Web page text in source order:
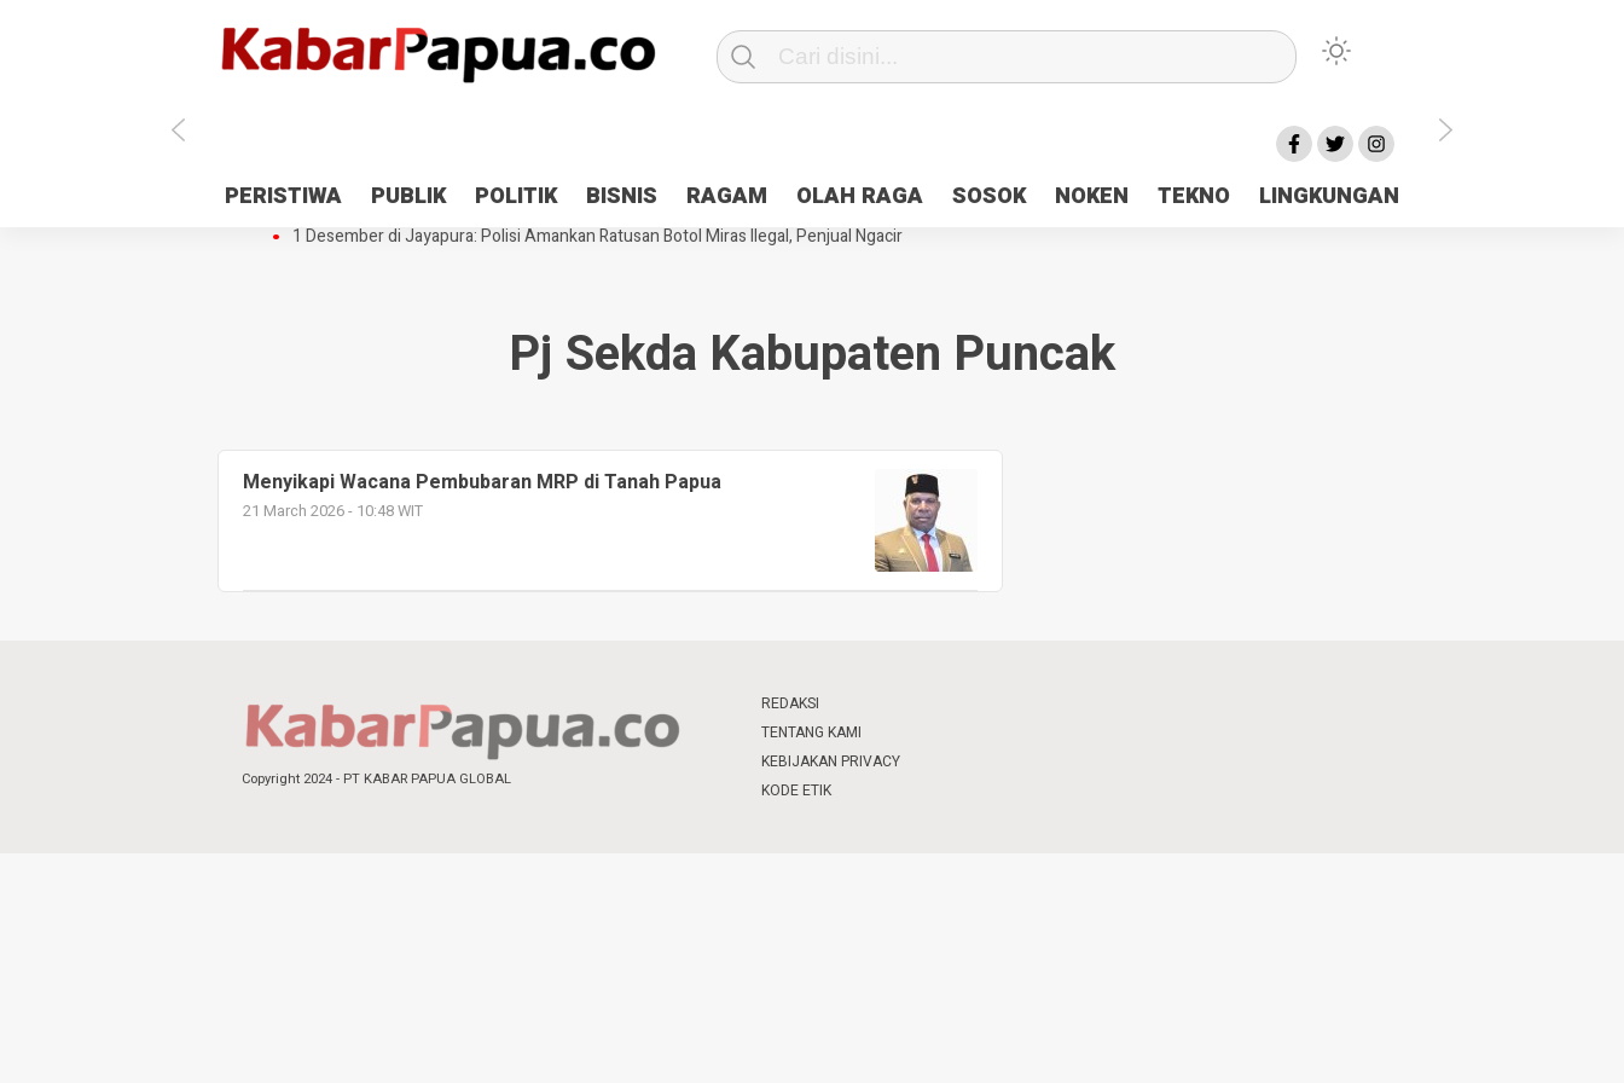
PERISTIWA PUBLIK POLITIK BISNIS RAGAM OLAH RAGA SOSOK NOKEN TEKNO LINGKUNGAN
Antisipasi 1 Desember, TNI Polri Patroli 2×24 jam di Kota Jayapura
Pesan Sejuk Polri di Deklarasi Pemilu Ceria Tanah Papua
Gedung Perpustakaan SMPN 5 Sentani Terbakar
Hibah Pilkada Jayapura Cair 10 Persen, Deposit Kas Daerah Rp23 Miliar Disorot
1 Desember di Jayapura: Polisi Amankan Ratusan Botol Miras Ilegal, Penjual Ngacir
Pj Sekda Kabupaten Puncak
Menyikapi Wacana Pembubaran MRP di Tanah Papua
21 March 2026 - 10:48 WIT
Copyright 2024 - PT KABAR PAPUA GLOBAL
REDAKSI
TENTANG KAMI
KEBIJAKAN PRIVACY
KODE ETIK